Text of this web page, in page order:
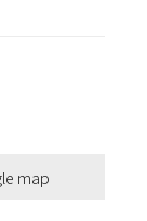
map